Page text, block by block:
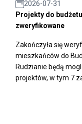
2026-07-31
Projekty do
zweryfikowane
Zakończyła się
mieszkańców do
Rudzianie będą
projektów, w tym 7